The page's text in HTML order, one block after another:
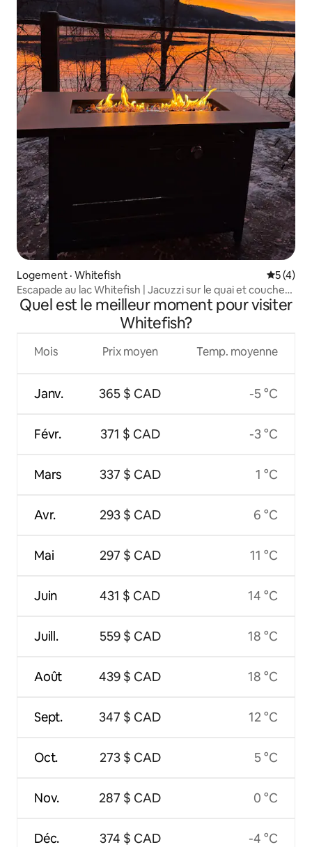
Logement · Whitefish Note
5 (4)
Escapade au lac Whitefish | Jacuzzi sur le quai et couchers
de soleil épiques
Quel est le meilleur moment pour visiter
Whitefish?
Mois
Janv.
Févr.
Mars
Avr.
Mai
Juin
Juill.
Août
Sept.
Oct.
Nov.
Déc.
Prix moyen
365 $ CAD
371 $ CAD
337 $ CAD
293 $ CAD
297 $ CAD
431 $ CAD
559 $ CAD
439 $ CAD
347 $ CAD
273 $ CAD
287 $ CAD
374 $ CAD
Temp. moyenne
-5 °C
-3 °C
1 °C
6 °C
11 °C
14 °C
18 °C
18 °C
12 °C
5 °C
0 °C
-4 °C